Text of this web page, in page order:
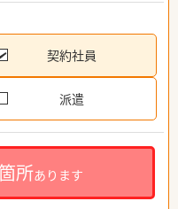
契約社員
派遣
所あります